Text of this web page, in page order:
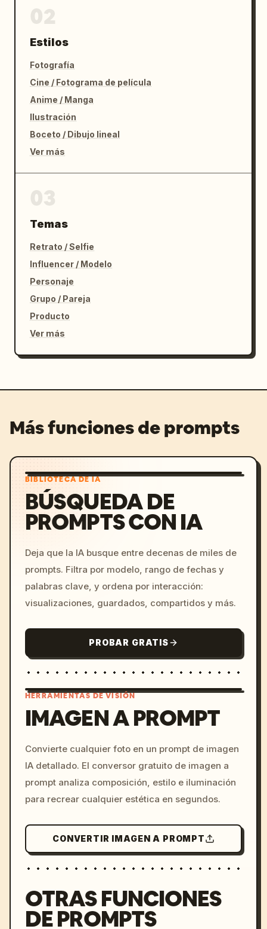
Estilos
Fotografía
Cine / Fotograma de película
Anime / Manga
Ilustración
Boceto / Dibujo lineal
Ver más
Temas
Retrato / Selfie
Influencer / Modelo
Personaje
Grupo / Pareja
Producto
Ver más
Más funciones de prompts
BIBLIOTECA DE IA
BÚSQUEDA DE
PROMPTS CON IA
Deja que la IA busque entre decenas de miles de
prompts. Filtra por modelo, rango de fechas y
palabras clave, y ordena por interacción:
visualizaciones, guardados, compartidos y más.
PROBAR GRATIS
c, cyberpunk sunset, neon
colors, 8k --v 6.0
HERRAMIENTAS DE VISIÓN
IMAGEN A PROMPT
Convierte cualquier foto en un prompt de imagen
IA detallado. El conversor gratuito de imagen a
prompt analiza composición, estilo e iluminación
para recrear cualquier estética en segundos.
CONVERTIR IMAGEN A PROMPT
OTRAS FUNCIONES
DE PROMPTS